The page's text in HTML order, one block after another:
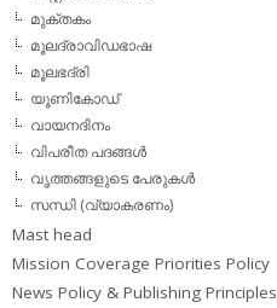
മുക്തകം
മൂലദ്രാവിഡഭാഷ
മൂലഭദ്രി
യൂണികോഡ്
വായനദിനം
വിപരീത പദങ്ങള്‍
വൃത്തങ്ങളുടെ പേരുകള്‍
സന്ധി (വ്യാകരണം)
Mast head
Mission Coverage Priorities Policy
News Policy & Publishing Principles